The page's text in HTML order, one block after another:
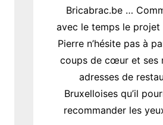
Bricabrac.be …
avec le temps le projet
Pierre n’hésite pas à
coups de cœur et ses
adresses de
Bruxelloises qu’il
recommander les